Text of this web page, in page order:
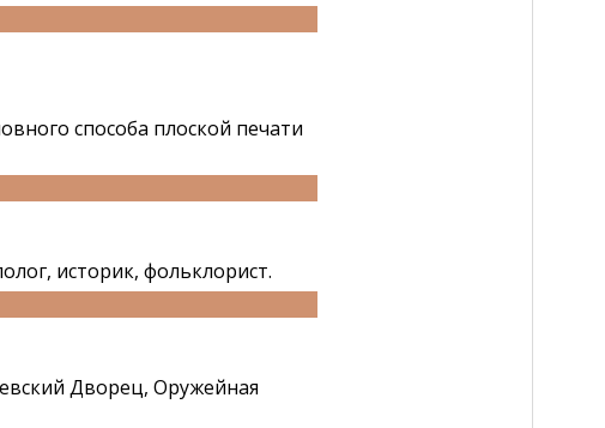
способа плоской печати
историк, фольклорист.
Дворец, Оружейная